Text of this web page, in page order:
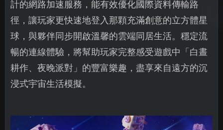
計的網路加速服務，能有效優化國際資料傳輸路
徑，讓玩家更快速地登入那顆充滿創意的立方體星
球，與夥伴同步開啟溫馨的雲端同居生活。穩定流
暢的連線體驗，將幫助玩家完整感受遊戲中「白晝
耕作、夜晚派對」的豐富樂趣，盡享來自遠方的沉
浸式宇宙生活模擬。